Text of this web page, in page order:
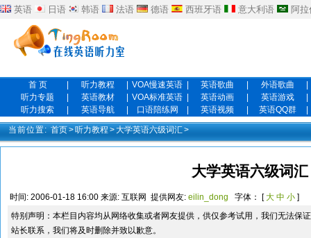
英语 日语 韩语 法语 德语 西班牙语 意大利语 阿
首 页 听力教程 VOA慢速英语 英语歌曲 外语歌曲
听力专题
英语教材 VOA标准英语 英语动画 英语游戏
听力搜索
英语导航 口语陪练网 英语视频 英语QQ群
当前位置: 首页>听力教程 >大学英语六级词汇>
大学英语六级词
时间: 2006-01-18 16:00 来源: 互联网 提供网友: eilin_dong 字体： [大 中 小 ]
特别声明：本栏目内容均从网络收集或者网友提供，供仅参考试用，我们无法保
站长联系，我们将及时删除并致以歉意。